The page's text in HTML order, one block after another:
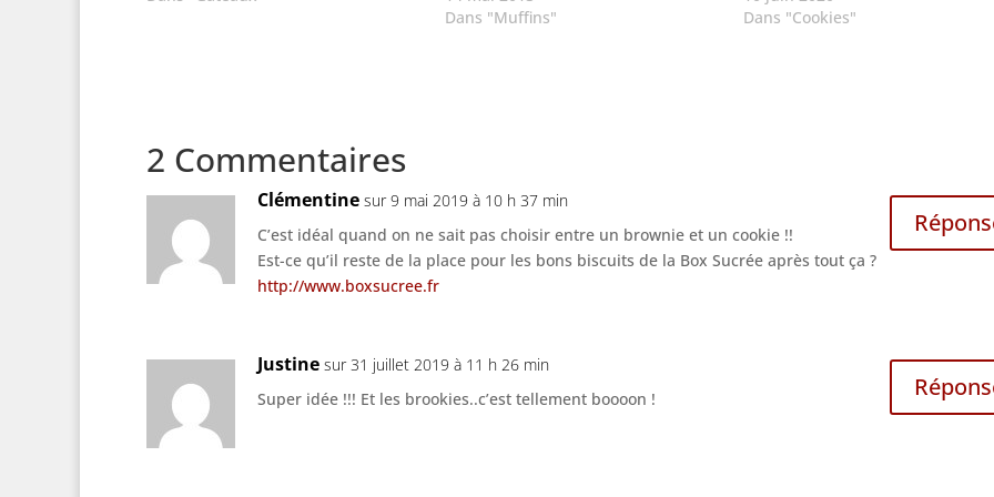
Dans "Muffins"
Dans "Cookies"
2 Commentaires
Clémentine sur 9 mai 2019 à 10 h 37 min
C’est idéal quand on ne sait pas choisir entre un brownie et un cookie !!
Est-ce qu’il reste de la place pour les bons biscuits de la Box Sucrée après tout ça ?
http://www.boxsucree.fr
Justine sur 31 juillet 2019 à 11 h 26 min
Super idée !!! Et les brookies..c’est tellement boooon !